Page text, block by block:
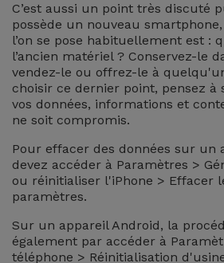
C’est aussi un point très discuté
possède un nouveau
l’on se pose habituellement est :
l’ancien matériel ? Conservez-le
vendez-le ou offrez-le à
choisir ce dernier point, pensez
vos données, informations et
ne soit compromis.
Pour effacer des données sur un
devez accéder à Paramètres >
ou réinitialiser l'iPhone > Effacer
paramètres.
Sur un appareil Android, la
également par accéder à
téléphone > Réinitialisation